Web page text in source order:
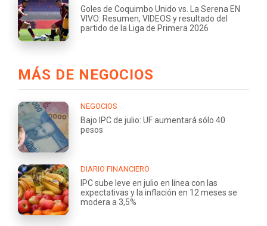
Goles de Coquimbo Unido vs. La Serena EN
VIVO: Resumen, VIDEOS y resultado del
partido de la Liga de Primera 2026
MÁS DE NEGOCIOS
NEGOCIOS
Bajo IPC de julio: UF aumentará sólo 40
pesos
DIARIO FINANCIERO
IPC sube leve en julio en línea con las
expectativas y la inflación en 12 meses se
modera a 3,5%